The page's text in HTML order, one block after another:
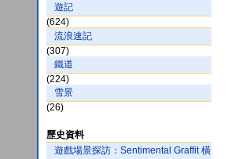
遊記
(624)
流浪速記
(307)
鐵道
(224)
雪景
(26)
歷史資料
遊戲場景探訪：Sentimental Graffit 橫